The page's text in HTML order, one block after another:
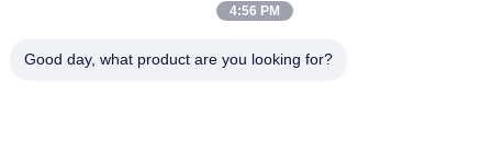
China gut Qualität Heißer Kleber PUR Schmelz Lieferant.
4:56 PM
Good day, what product are you looking for?